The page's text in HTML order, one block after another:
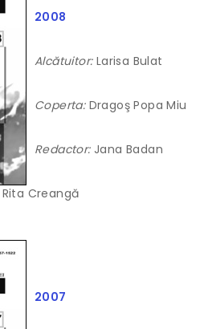
2008
Alcătuitor: Larisa Bulat
Coperta: Dragoş Popa Miu
Redactor: Jana Badan
Rita Creangă
2007